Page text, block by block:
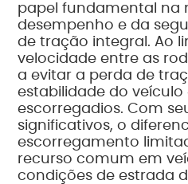
papel fundamental na
desempenho e da
de tração integral. Ao
velocidade entre as
a evitar a perda de
estabilidade do veículo
escorregadios. Com
significativos, o
escorregamento
recurso comum em
condições de estrada